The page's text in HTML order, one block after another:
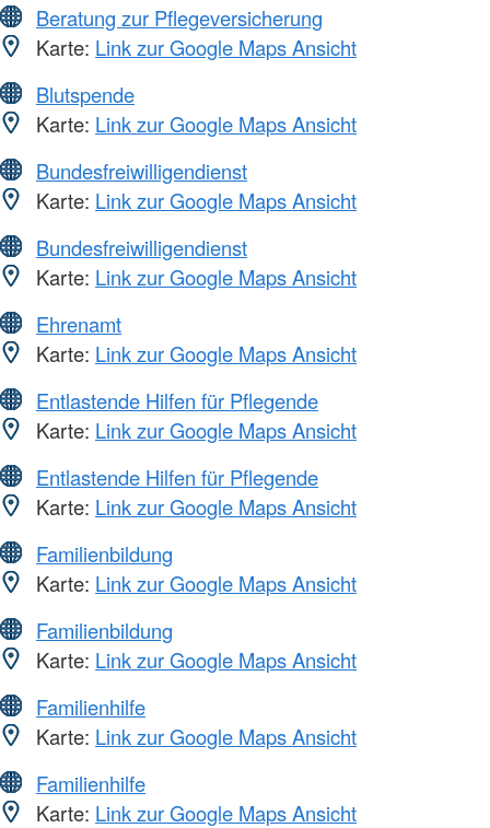
Beratung zur Pflegeversicherung
Karte: Link zur Google Maps Ansicht
Blutspende
Karte: Link zur Google Maps Ansicht
Bundesfreiwilligendienst
Karte: Link zur Google Maps Ansicht
Bundesfreiwilligendienst
Karte: Link zur Google Maps Ansicht
Ehrenamt
Karte: Link zur Google Maps Ansicht
Entlastende Hilfen für Pflegende
Karte: Link zur Google Maps Ansicht
Entlastende Hilfen für Pflegende
Karte: Link zur Google Maps Ansicht
Familienbildung
Karte: Link zur Google Maps Ansicht
Familienbildung
Karte: Link zur Google Maps Ansicht
Familienhilfe
Karte: Link zur Google Maps Ansicht
Familienhilfe
Karte: Link zur Google Maps Ansicht